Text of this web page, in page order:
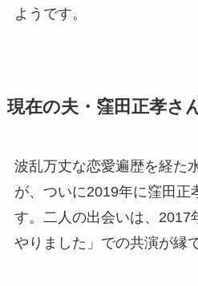
ようです。
現在の夫・窪田正孝さ
波乱万丈な恋愛遍歴を経た
が、ついに2019年に窪田正
す。二人の出会いは、2017
やりました」での共演が縁